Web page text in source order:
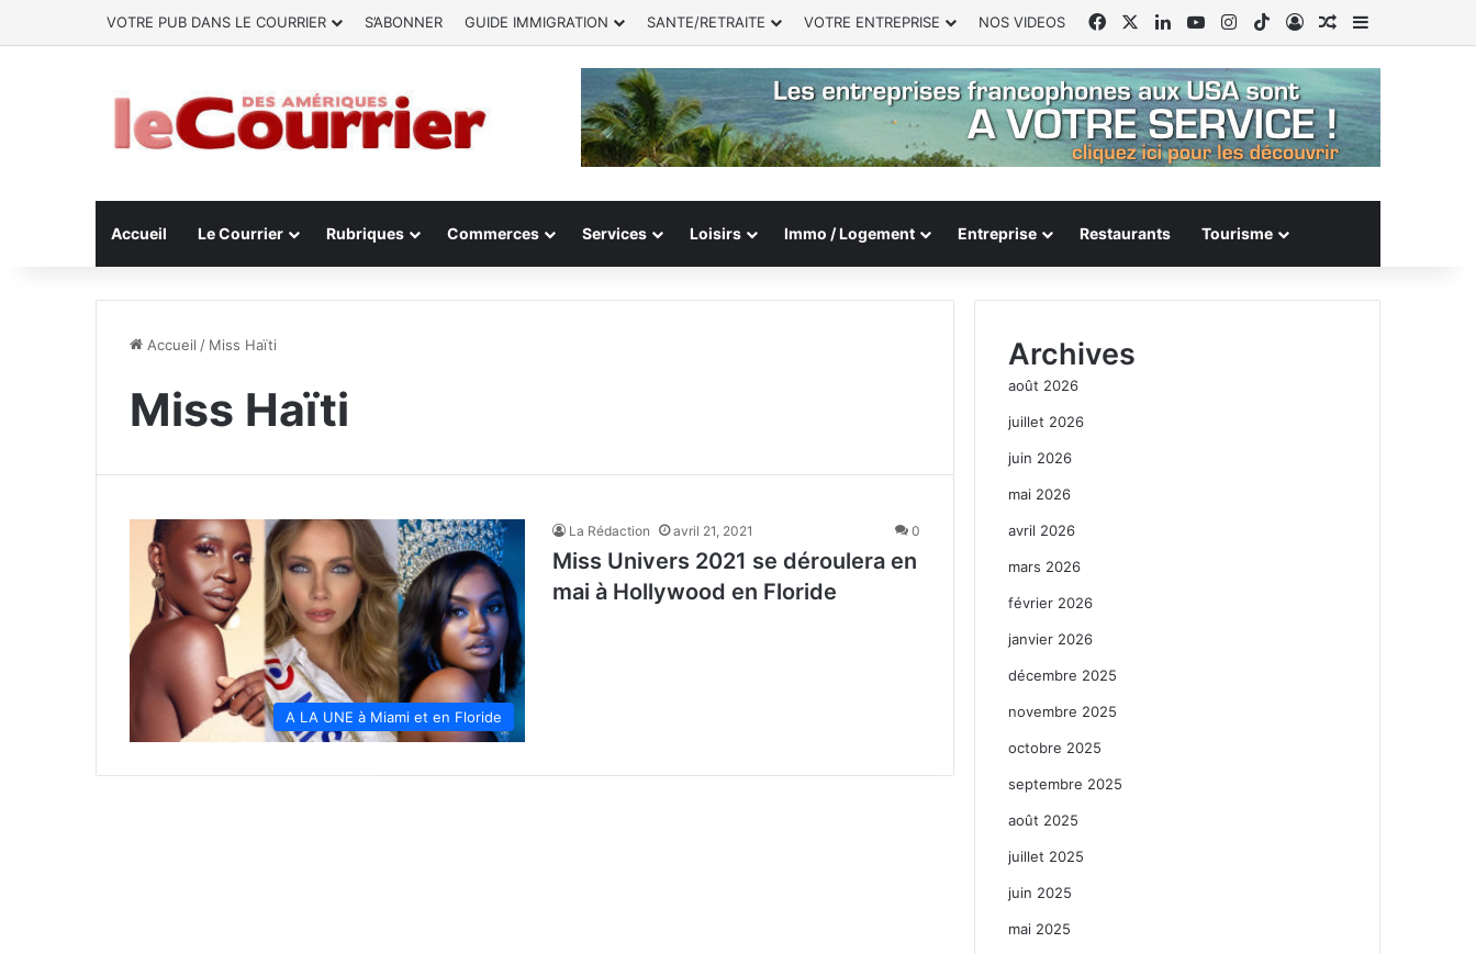
VOTRE PUB DANS LE COURRIER S’ABONNER GUIDE IMMIGRATION SANTE/RETRAITE VOTRE ENTREPRISE NOS VIDEOS FacebookLinkedinYouTubeInstagram
TikTokConnexion
Article Aléatoire
Sidebar
Accueil Le Courrier Rubriques Commerces Services Loisirs Immo / Logement Entreprise Restaurants Tourisme
Accueil / Miss Haïti
Miss Haïti
A LA UNE à Miami et en Floride
La Rédaction avril 21, 2021 0
Miss Univers 2021 se déroulera en
mai à Hollywood en Floride
Archives
août 2026
juillet 2026
juin 2026
mai 2026
avril 2026
mars 2026
février 2026
janvier 2026
décembre 2025
novembre 2025
octobre 2025
septembre 2025
août 2025
juillet 2025
juin 2025
mai 2025